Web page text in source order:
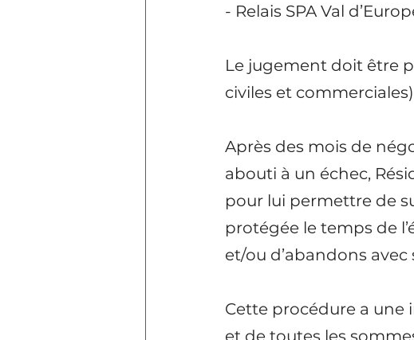
- Relais SPA Val
Le jugement doit être
civiles et
Après des mois de
abouti à un échec,
pour lui permettre de
protégée le temps de
et/ou d’abandons avec
Cette procédure a une